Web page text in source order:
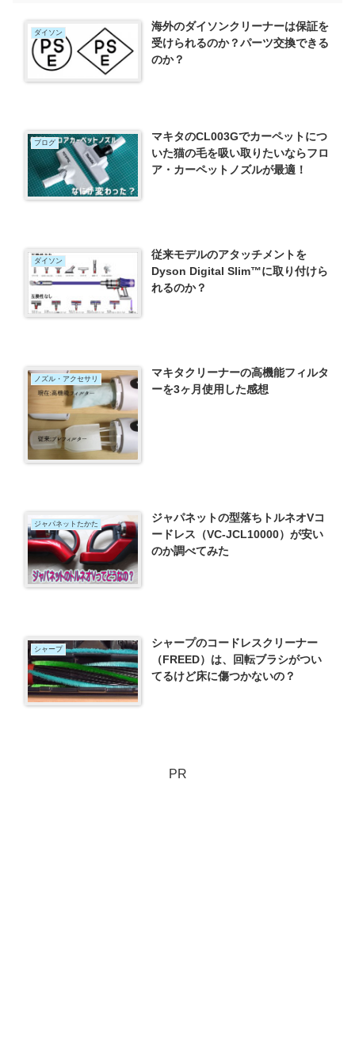
ダイソン
海外のダイソンクリーナーは保証を
受けられるのか？パーツ交換できる
のか？
ブログ
マキタのCL003Gでカーペットにつ
いた猫の毛を吸い取りたいならフロ
ア・カーペットノズルが最適！
ダイソン
従来モデルのアタッチメントを
Dyson Digital Slim™に取り付けら
れるのか？
ノズル・アクセサリ
マキタクリーナーの高機能フィルタ
ーを3ヶ月使用した感想
ジャパネットたかた
ジャパネットの型落ちトルネオVコ
ードレス（VC-JCL10000）が安い
のか調べてみた
シャープ
シャープのコードレスクリーナー
（FREED）は、回転ブラシがつい
てるけど床に傷つかないの？
PR